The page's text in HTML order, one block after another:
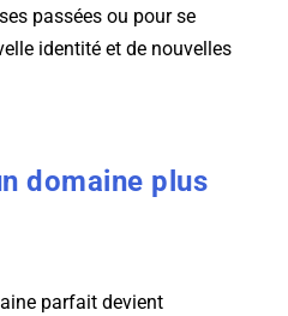
passées ou pour se
identité et de nouvelles
domaine plus
parfait devient